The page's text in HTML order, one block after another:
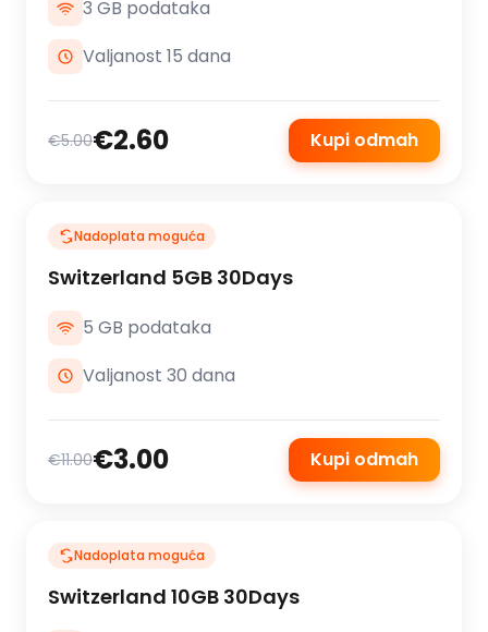
3 GB podataka
Valjanost 15 dana
€5.00€2.60 Kupi odmah
Nadoplata moguća
Switzerland 5GB 30Days
5 GB podataka
Valjanost 30 dana
€11.00€3.00 Kupi odmah
Nadoplata moguća
Switzerland 10GB 30Days